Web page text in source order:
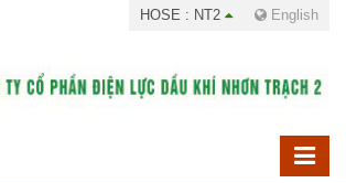
HOSE : NT2 English